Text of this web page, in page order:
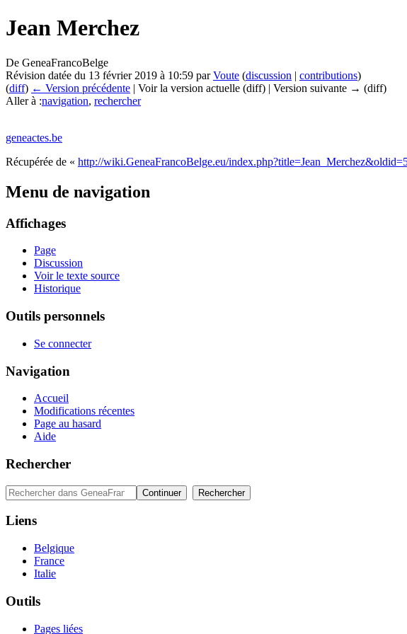
Jean Merchez
De GeneaFrancoBelge
Révision datée du 13 février 2019 à 10:59 parVoute (discussion | contributions)
(diff) ← Version précédente | Voir la version actuelle (diff) | Version suivante → (diff)
Aller à :navigation, rechercher
geneactes.be
Récupérée de « http://wiki.GeneaFrancoBelge.eu/
Menu de navigation
Affichages
Page
Discussion
Voir le texte source
Historique
Outils personnels
Se connecter
Navigation
Accueil
Modifications récentes
Page au hasard
Aide
Rechercher
Liens
Belgique
France
Italie
Outils
Pages liées